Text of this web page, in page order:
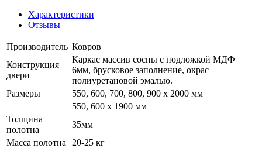
Характеристики
Отзывы
Производитель Ковров
Конструкция
двери
Каркас массив сосны с подложкой МДФ
6мм, брусковое заполнение, окрас
полиуретановой эмалью.
Размеры
550, 600, 700, 800, 900 x 2000 мм
550, 600 х 1900 мм
Толщина
полотна
35мм
Масса полотна
20-25 кг